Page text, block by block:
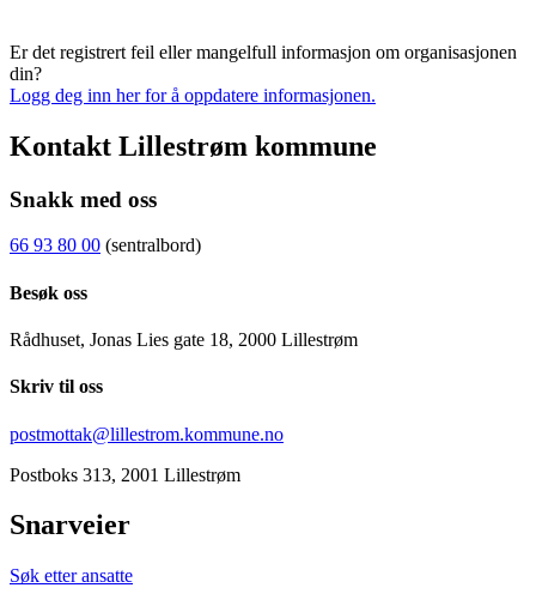
Er det registrert feil eller mangelfull informasjon om organisasjonen
din?
Logg deg inn her for å oppdatere informasjonen.
Kontakt Lillestrøm kommune
Snakk med oss
66 93 80 00 (sentralbord)
Besøk oss
Rådhuset, Jonas Lies gate 18, 2000 Lillestrøm
Skriv til oss
postmottak@lillestrom.kommune.no
Postboks 313, 2001 Lillestrøm
Snarveier
Søk etter ansatte